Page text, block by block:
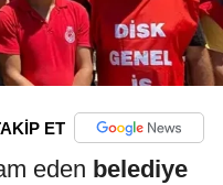
ET
eden belediye